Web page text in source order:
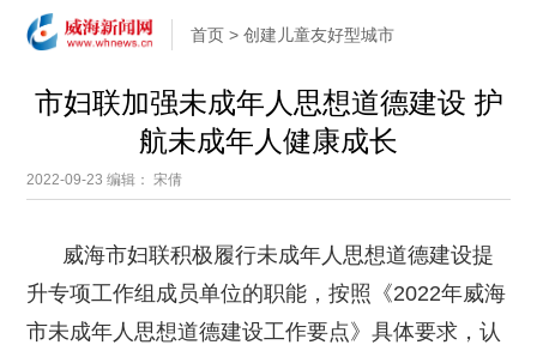
首页 >创建儿童友好型城市
市妇联加强未成年人思想道德建设 护
航未成年人健康成长
2022-09-23编辑： 宋倩
威海市妇联积极履行未成年人思想道德建设提
升专项工作组成员单位的职能，按照《2022年威海
市未成年人思想道德建设工作要点》具体要求，认